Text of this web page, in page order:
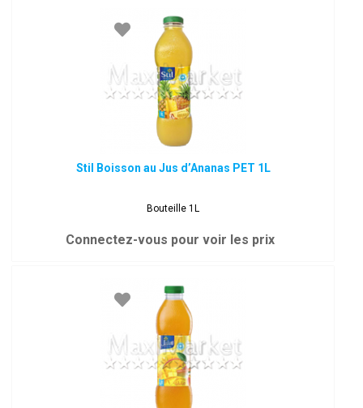
Stil Boisson au Jus d’Ananas PET 1L
Bouteille 1L
Connectez-vous pour voir les prix